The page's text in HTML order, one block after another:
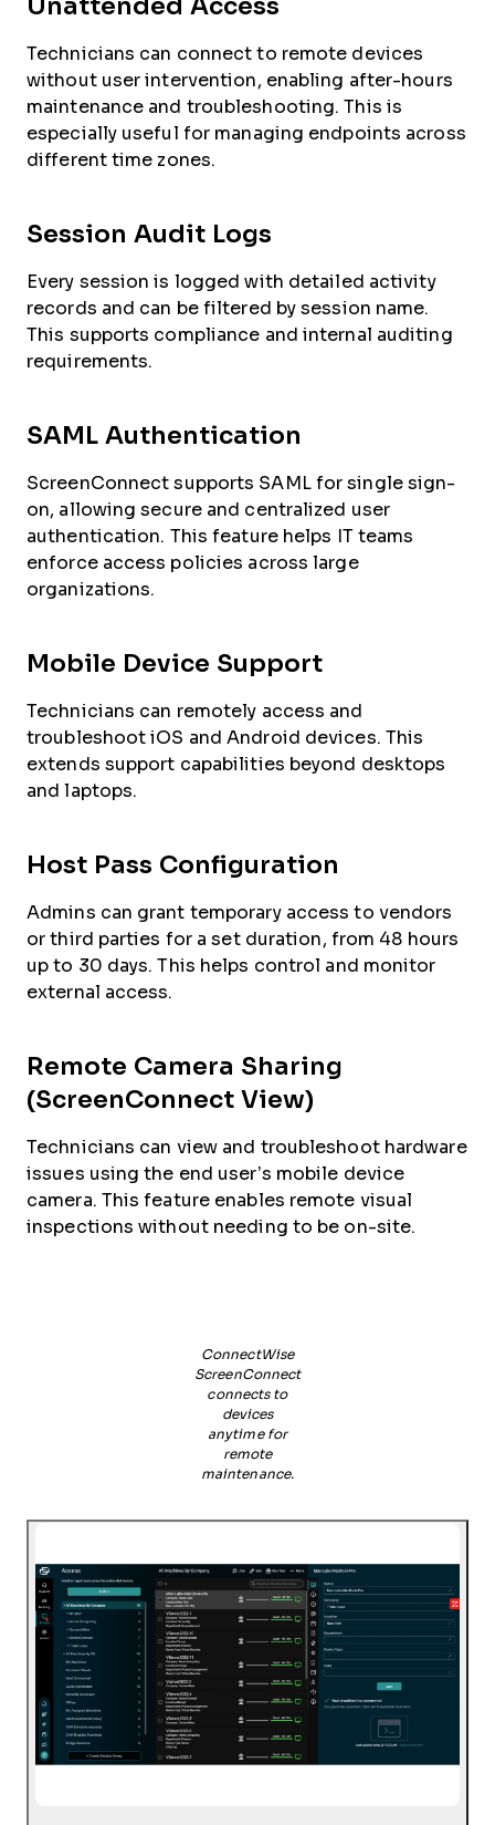
Unattended Access
Technicians can connect to remote devices
without user intervention, enabling after-hours
maintenance and troubleshooting. This is
especially useful for managing endpoints across
different time zones.
Session Audit Logs
Every session is logged with detailed activity
records and can be filtered by session name.
This supports compliance and internal auditing
requirements.
SAML Authentication
ScreenConnect supports SAML for single sign-
on, allowing secure and centralized user
authentication. This feature helps IT teams
enforce access policies across large
organizations.
Mobile Device Support
Technicians can remotely access and
troubleshoot iOS and Android devices. This
extends support capabilities beyond desktops
and laptops.
Host Pass Configuration
Admins can grant temporary access to vendors
or third parties for a set duration, from 48 hours
up to 30 days. This helps control and monitor
external access.
Remote Camera Sharing
(ScreenConnect View)
Technicians can view and troubleshoot hardware
issues using the end user’s mobile device
camera. This feature enables remote visual
inspections without needing to be on-site.
ConnectWise
ScreenConnect
connects to
devices
anytime for
remote
maintenance.